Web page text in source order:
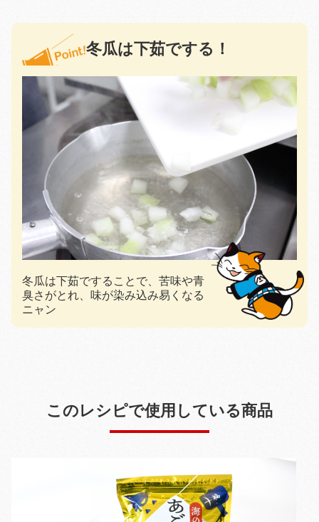
冬瓜は下茹でする！
冬瓜は下茹ですることで、苦味や青
臭さがとれ、味が染み込み易くなる
ニャン
このレシピで使用している商品